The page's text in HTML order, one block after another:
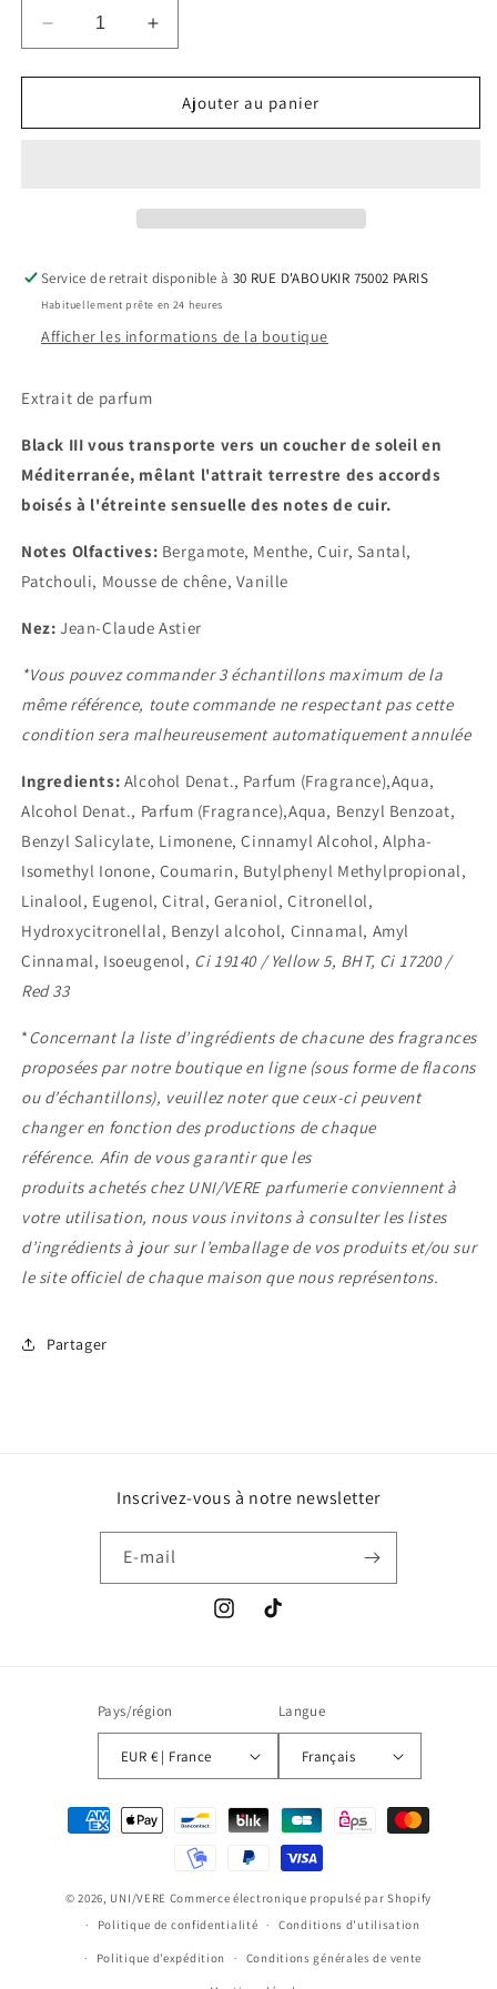
Réduire
la
quantité
Black
Augmenter
la
quantité
Black
Ajouter au panier
Service de retrait disponible à 30 RUE D'ABOUKIR 75002 PARIS
Habituellement prête en 24 heures
Afficher les informations de la boutique
Extrait de parfum
Black III vous transporte vers un coucher de soleil en
Méditerranée, mêlant l'attrait terrestre des accords
boisés à l'étreinte sensuelle des notes de cuir.
Notes Olfactives: Bergamote, Menthe, Cuir, Santal,
Patchouli, Mousse de chêne, Vanille
Nez: Jean-Claude Astier
*Vous pouvez commander 3 échantillons maximum de la
même référence, toute commande ne respectant pas cette
condition sera malheureusement automatiquement annulée
Ingredients: Alcohol Denat., Parfum (Fragrance),Aqua,
Alcohol Denat., Parfum (Fragrance),Aqua, Benzyl Benzoat,
Benzyl Salicylate, Limonene, Cinnamyl Alcohol, Alpha-
Isomethyl Ionone, Coumarin, Butylphenyl Methylpropional,
Linalool, Eugenol, Citral, Geraniol, Citronellol,
Hydroxycitronellal, Benzyl alcohol, Cinnamal, Amyl
Cinnamal, Isoeugenol, Ci 19140 / Yellow 5, BHT, Ci 17200 /
Red 33
*Concernantla liste d’ingrédients de chacune des fragrances
proposées par notre boutique en ligne (sous forme de flacons
ou d’échantillons), veuillez noter que ceux-ci peuvent
changer en fonction des productions de chaque
référence. Afin de vous garantir que les
produits achetés chez UNI/VEREparfumerie conviennent à
votre utilisation, nous vous invitons à consulter les listes
d’ingrédients à jour sur l’emballage de vos produits et/ou sur
le site officiel de chaque maison que nous représentons.
Partager
Inscrivez-vous à notre newsletter
E-mail
InstagramTikTok
Pays/région
EUR € | France
Langue
Français
Moyens
© 2026, UNI/VERE Commerce électronique propulsé par Shopify
Politique de confidentialité
Conditions d’utilisation
Politique d’expédition Conditions générales de vente